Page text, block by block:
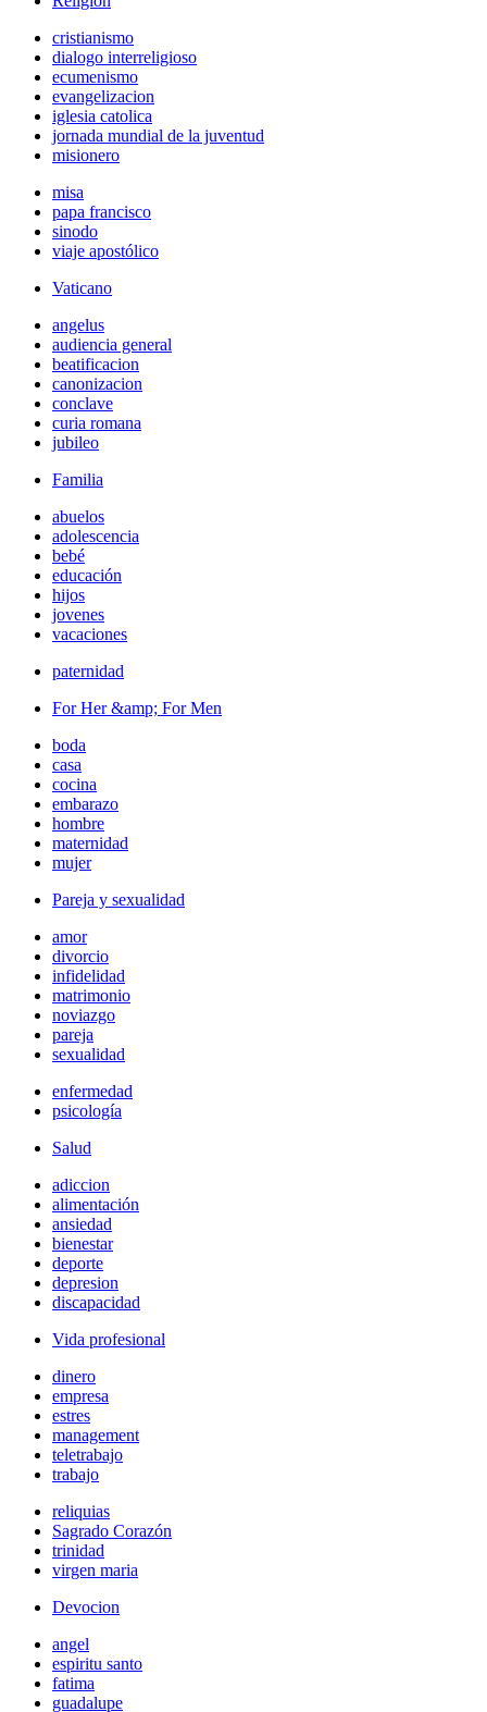
cristianismo
dialogo interreligioso
ecumenismo
evangelizacion
iglesia catolica
jornada mundial de la juventud
misionero
misa
papa francisco
sinodo
viaje apostólico
Vaticano
angelus
audiencia general
beatificacion
canonizacion
conclave
curia romana
jubileo
Familia
abuelos
adolescencia
bebé
educación
hijos
jovenes
vacaciones
paternidad
For Her &amp; For Men
boda
casa
cocina
embarazo
hombre
maternidad
mujer
Pareja y sexualidad
amor
divorcio
infidelidad
matrimonio
noviazgo
pareja
sexualidad
enfermedad
psicología
Salud
adiccion
alimentación
ansiedad
bienestar
deporte
depresion
discapacidad
Vida profesional
dinero
empresa
estres
management
teletrabajo
trabajo
reliquias
Sagrado Corazón
trinidad
virgen maria
Devocion
angel
espiritu santo
fatima
guadalupe